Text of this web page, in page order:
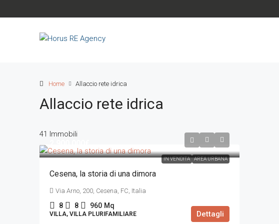
Home Allaccio rete idrica
Allaccio rete idrica
41 Immobili
IN VENDITA AREA URBANA
Cesena, la storia di una dimora
Via Arno, 200, Cesena, FC, Italia
8 8 960 Mq
VILLA, VILLA PLURIFAMILIARE Dettagli